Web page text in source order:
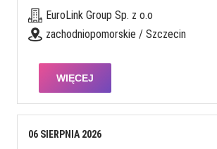
EuroLink Group Sp. z o.o
zachodniopomorskie / Szczecin
WIĘCEJ
06 SIERPNIA 2026